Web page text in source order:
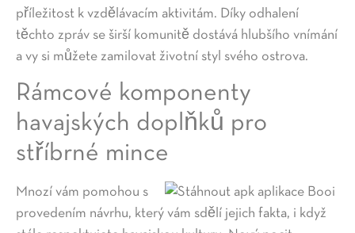
příležitost k vzdělávacím aktivitám. Díky odhalení
těchto zpráv se širší komunitě dostává hlubšího vnímání
a vy si můžete zamilovat životní styl svého ostrova.
Rámcové komponenty
havajských doplňků pro
stříbrné mince
Mnozí vám pomohou s
provedením návrhu, který vám sdělí jejich fakta, i když